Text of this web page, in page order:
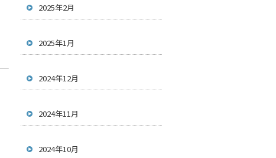
2025年2月
2025年1月
2024年12月
2024年11月
2024年10月